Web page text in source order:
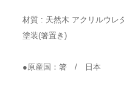
材質 : 天然木 アクリルウレ
塗装(箸置き)
●原産国：箸 / 日本